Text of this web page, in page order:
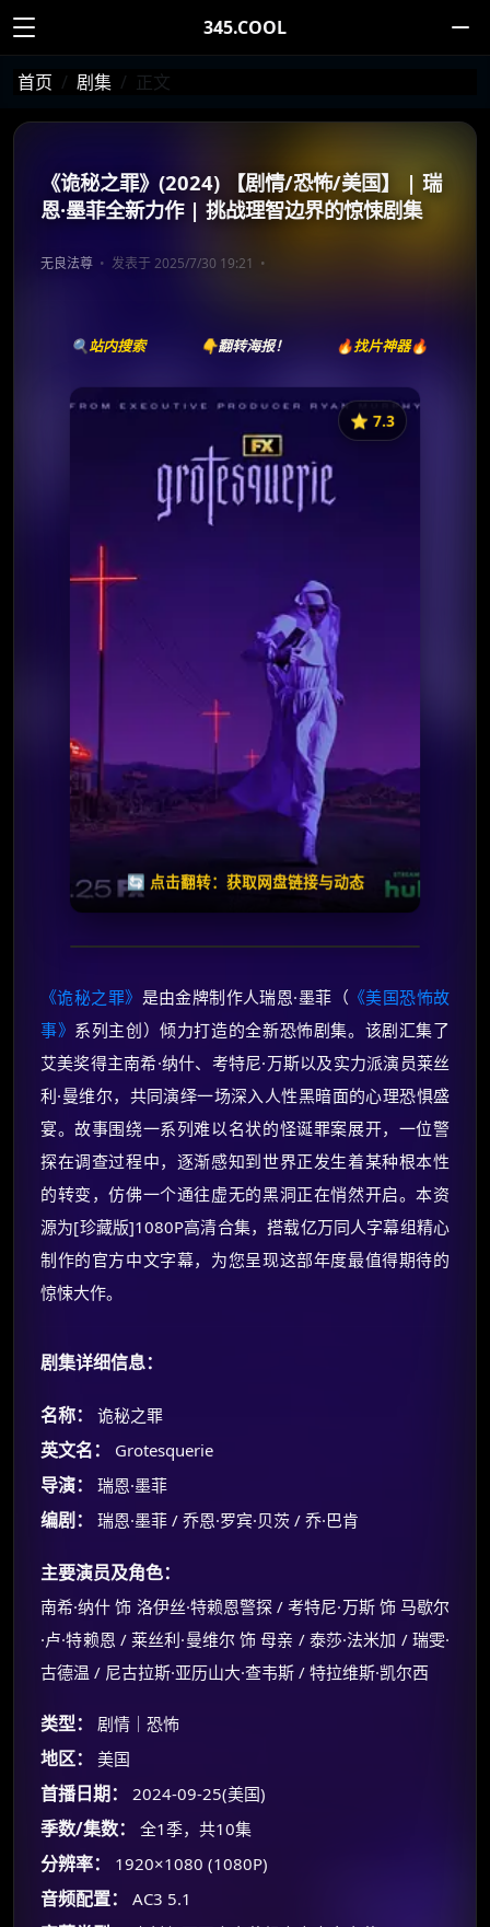
345.COOL
首页 剧集 正文
《诡秘之罪》(2024) 【剧情/恐怖/美国】 | 瑞
恩·墨菲全新力作 | 挑战理智边界的惊悚剧集
无良法尊 发表于 2025/7/30 19:21
🔍站内搜索 👇翻转海报！ 🔥找片神器🔥
⭐️ 7.3
🔄 点击翻转：获取网盘链接与动态
《诡秘之罪》
⭐️ 评分：7.3 | 🎬 2024年
✅ 已完结
失效请反馈
🧧️
天天领红包
《诡秘之罪》 是由金牌制作人瑞恩·墨菲（ 《美国恐怖故
事》 系列主创）倾力打造的全新恐怖剧集。该剧汇集了
艾美奖得主南希·纳什、考特尼·万斯以及实力派演员莱丝
利·曼维尔，共同演绎一场深入人性黑暗面的心理恐惧盛
宴。故事围绕一系列难以名状的怪诞罪案展开，一位警
探在调查过程中，逐渐感知到世界正发生着某种根本性
的转变，仿佛一个通往虚无的黑洞正在悄然开启。本资
源为[珍藏版]1080P高清合集，搭载亿万同人字幕组精心
制作的官方中文字幕，为您呈现这部年度最值得期待的
惊悚大作。
剧集详细信息：
名称： 诡秘之罪
英文名： Grotesquerie
导演： 瑞恩·墨菲
编剧： 瑞恩·墨菲 / 乔恩·罗宾·贝茨 / 乔·巴肯
主要演员及角色：
南希·纳什 饰 洛伊丝·特赖恩警探 / 考特尼·万斯 饰 马歇尔
·卢·特赖恩 / 莱丝利·曼维尔 饰 母亲 / 泰莎·法米加 / 瑞雯·
古德温 / 尼古拉斯·亚历山大·查韦斯 / 特拉维斯·凯尔西
类型： 剧情｜恐怖
地区： 美国
首播日期： 2024-09-25(美国)
季数/集数： 全1季，共10集
分辨率： 1920×1080 (1080P)
音频配置： AC3 5.1